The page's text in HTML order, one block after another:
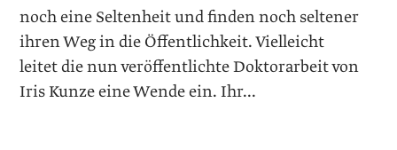
noch eine Seltenheit und finden noch seltener
ihren Weg in die Öffentlichkeit. Vielleicht
leitet die nun veröffentlichte Doktorarbeit von
Iris Kunze eine Wende ein. Ihr...